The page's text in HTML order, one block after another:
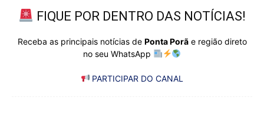
FIQUE POR DENTRO DAS NOTÍCIAS!
Receba as principais notícias de Ponta Porãe região direto
no seu WhatsApp
PARTICIPAR DO CANAL